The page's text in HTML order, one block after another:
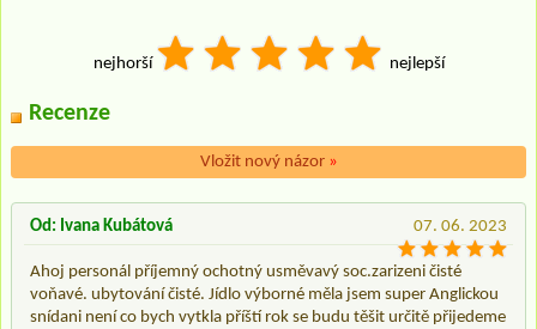
nejhorší nejlepší
Recenze
Vložit nový názor »
07. 06. 2023
Od: Ivana Kubátová
Ahoj personál příjemný ochotný usměvavý soc.zarizeni čisté
voňavé. ubytování čisté. Jídlo výborné měla jsem super Anglickou
snídani není co bych vytkla příští rok se budu těšit určitě přijedeme